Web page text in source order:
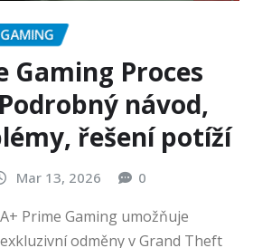
Gaming Proces
návod,
řešení potíží
Mar 13, 2026 0
Prime Gaming umožňuje
odměny v Grand Theft